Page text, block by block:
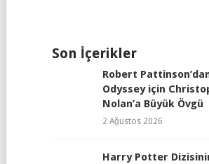
Son İçerikler
Robert
Odyssey için
Nolan’a Büyük Övgü
2 Ağustos 2026
Harry Potter